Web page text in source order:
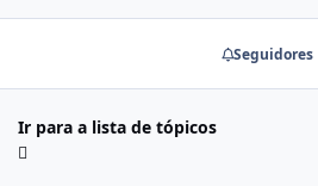
Seguidores
Ir para a lista de tópicos